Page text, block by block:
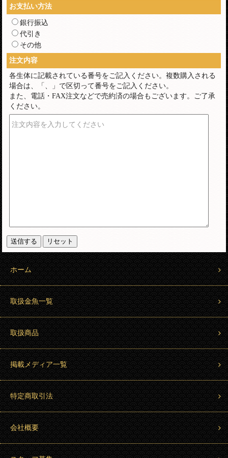
お支払い方法
銀行振込
代引き
その他
注文内容
各生体に記載されている番号をご記入ください。複数購入される
場合は、「、」で区切って番号をご記入ください。
また、電話・FAX注文などで売約済の場合もございます。ご了承
ください。
注文内容を入力してください
ホーム
取扱金魚一覧
取扱商品
掲載メディア一覧
特定商取引法
会社概要